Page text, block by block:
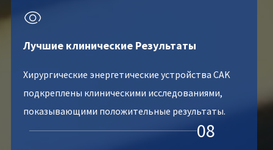

Лучшие клинические Результаты
Хирургические энергетические устройства CAK
подкреплены клиническими исследованиями,
показывающими положительные результаты.
08